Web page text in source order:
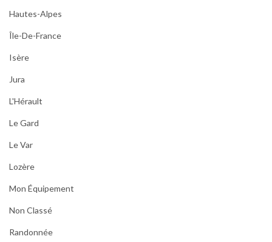
Hautes-Alpes
Île-De-France
Isère
Jura
L'Hérault
Le Gard
Le Var
Lozère
Mon Équipement
Non Classé
Randonnée